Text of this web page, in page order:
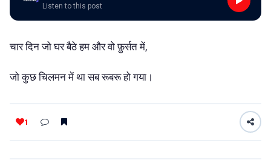
Listen to this post
चार दिन जो घर बैठे हम और वो फ़ुर्सत में,
जो कुछ चिलमन में था सब रूबरू हो गया।
1